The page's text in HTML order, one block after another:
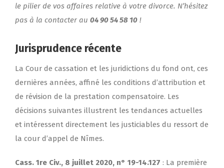
le pilier de vos affaires relative à votre divorce. N’hésitez
pas à la contacter au 04 90 54 58 10 !
Jurisprudence récente
La Cour de cassation et les juridictions du fond ont, ces
dernières années, affiné les conditions d’attribution et
de révision de la prestation compensatoire. Les
décisions suivantes illustrent les tendances actuelles
et intéressent directement les justiciables du ressort de
la cour d’appel de Nîmes.
Cass. 1re Civ., 8 juillet 2020, n° 19-14.127 : La première